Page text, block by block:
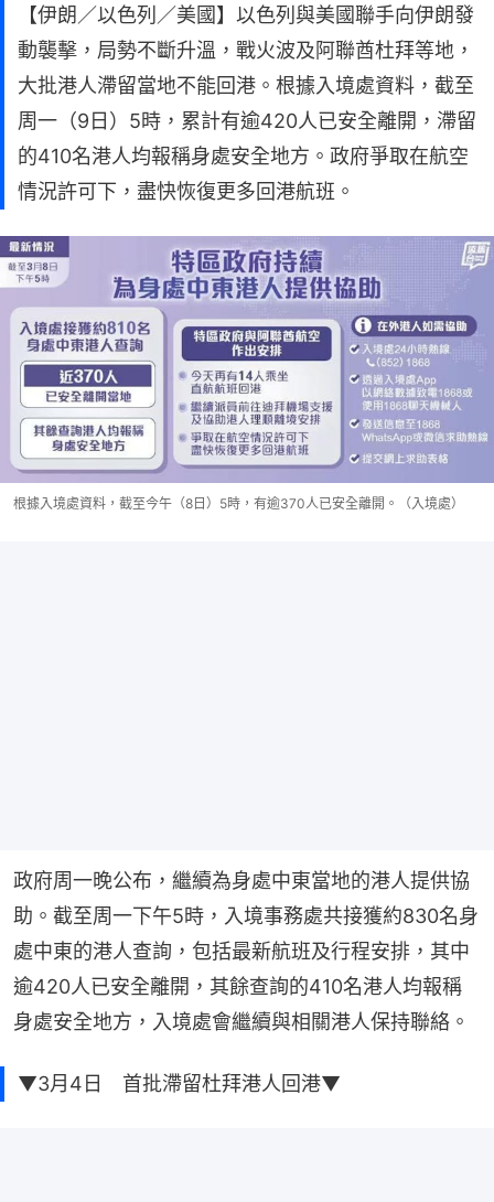
【伊朗／以色列／美國】以色列與美國聯手向伊朗發
動襲擊，局勢不斷升溫，戰火波及阿聯酋杜拜等地，
大批港人滯留當地不能回港。根據入境處資料，截至
周一（9日）5時，累計有逾420人已安全離開，滯留
的410名港人均報稱身處安全地方。政府爭取在航空
情況許可下，盡快恢復更多回港航班。
根據入境處資料，截至今午（8日）5時，有逾370人已安全離開。（入境處）
政府周一晚公布，繼續為身處中東當地的港人提供協
助。截至周一下午5時，入境事務處共接獲約830名身
處中東的港人查詢，包括最新航班及行程安排，其中
逾420人已安全離開，其餘查詢的410名港人均報稱
身處安全地方，入境處會繼續與相關港人保持聯絡。
▼3月4日 首批滯留杜拜港人回港▼